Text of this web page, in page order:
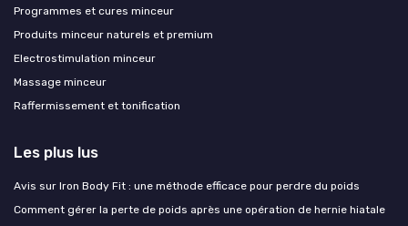
Programmes et cures minceur
Produits minceur naturels et premium
Electrostimulation minceur
Massage minceur
Raffermissement et tonification
Les plus lus
Avis sur Iron Body Fit : une méthode efficace pour perdre du poids
Comment gérer la perte de poids après une opération de hernie hiatale